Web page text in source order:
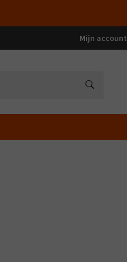
Mijn account